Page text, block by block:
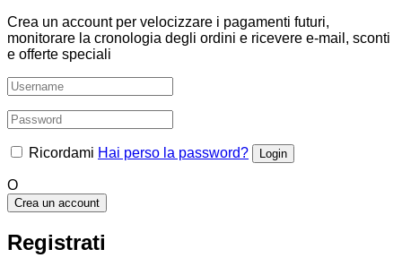
Crea un account per velocizzare i pagamenti futuri,
monitorare la cronologia degli ordini e ricevere e-mail, sconti
e offerte speciali
Ricordami Hai perso la password?
O
Crea un account
Registrati